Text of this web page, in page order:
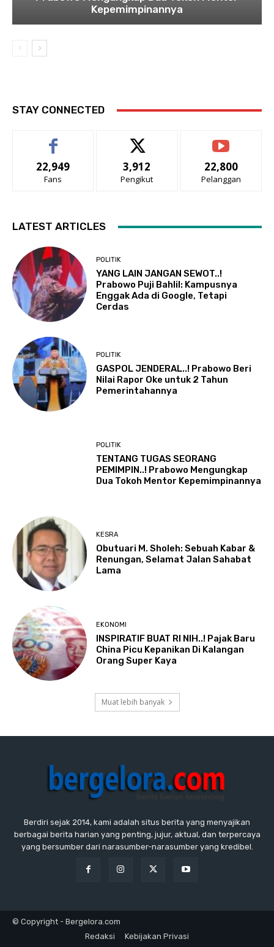
Kepemimpinannya
STAY CONNECTED
22,949
Fans
3,912
Pengikut
22,800
Pelanggan
LATEST ARTICLES
POLITIK
YANG LAIN JANGAN SEWOT..!
Prabowo Puji Bahlil: Kampusnya
Enggak Ada di Google, Tetapi
Cerdas
POLITIK
GASPOL JENDERAL..! Prabowo Beri
Nilai Rapor Oke untuk 2 Tahun
Pemerintahannya
POLITIK
TENTANG TUGAS SEORANG
PEMIMPIN..! Prabowo Mengungkap
Dua Tokoh Mentor Kepemimpinannya
KESRA
Obutuari M. Sholeh: Sebuah Kabar &
Renungan, Selamat Jalan Sahabat
Lama
EKONOMI
INSPIRATIF BUAT RI NIH..! Pajak Baru
China Picu Kepanikan Di Kalangan
Orang Super Kaya
Muat lebih banyak
Berdiri sejak 2014, kami adalah situs berita yang menyajikan
berbagai berita harian yang penting, jujur, aktual, dan terpercaya
yang bersumber dari narasumber-narasumber yang kredibel.
© Copyright - Bergelora.com
Redaksi
Kebijakan Privasi